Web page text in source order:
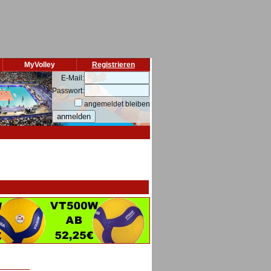
Registrieren
MyVolley
E-Mail:
Passwort:
angemeldet bleiben